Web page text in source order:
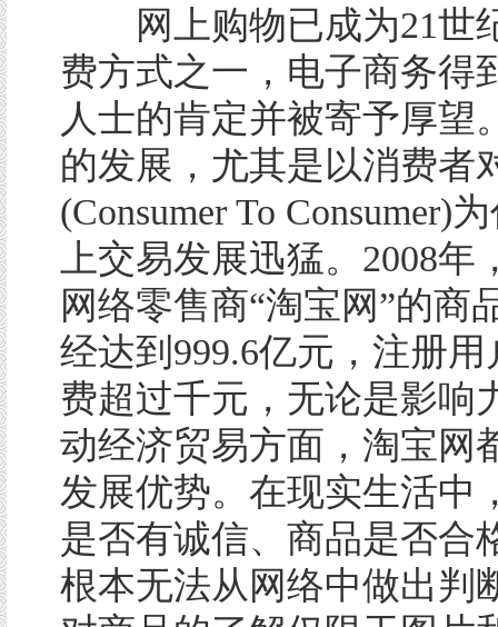
网上购物已成为21世
费方式之一，电子商务得
人士的肯定并被寄予厚望
的发展，尤其是以消费者
(Consumer To Consumer)
上交易发展迅猛。2008年
网络零售商“淘宝网”的商
经达到999.6亿元，注册
费超过千元，无论是影响
动经济贸易方面，淘宝网
发展优势。在现实生活中
是否有诚信、商品是否合
根本无法从网络中做出判